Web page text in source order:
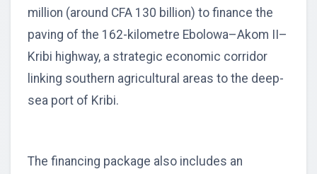
million (around CFA 130 billion) to finance the
paving of the 162-kilometre Ebolowa–Akom II–
Kribi highway, a strategic economic corridor
linking southern agricultural areas to the deep-
sea port of Kribi.
The financing package also includes an